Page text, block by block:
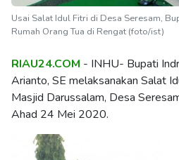
Usai Salat Idul Fitri di Desa Seresam,
Rumah Orang Tua di Rengat (foto/ist)
RIAU24.COM - INHU- Bupati
Arianto, SE melaksanakan Salat
Masjid Darussalam, Desa
Ahad 24 Mei 2020.